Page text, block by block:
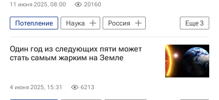
11 июня 2025, 08:00 20160
Еще3
Потепление Наука
Россия
Павел Константинов (кандидат географических наук, старший преподаватель МГУ)
Глобальное потепление
Климат
Один год из следующих пяти может
стать самым жарким на Земле
4 июня 2025, 15:31 6213